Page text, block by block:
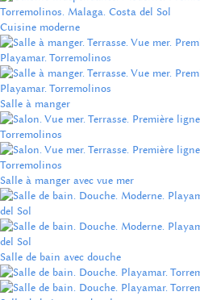
Cuisine moderne
Salle à manger
Salle à manger avec vue mer
Salle de bain avec douche